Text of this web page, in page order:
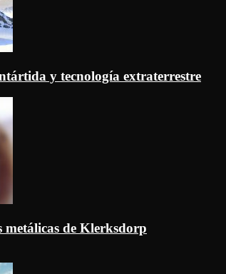
y tecnología extraterrestre
metálicas de Klerksdorp